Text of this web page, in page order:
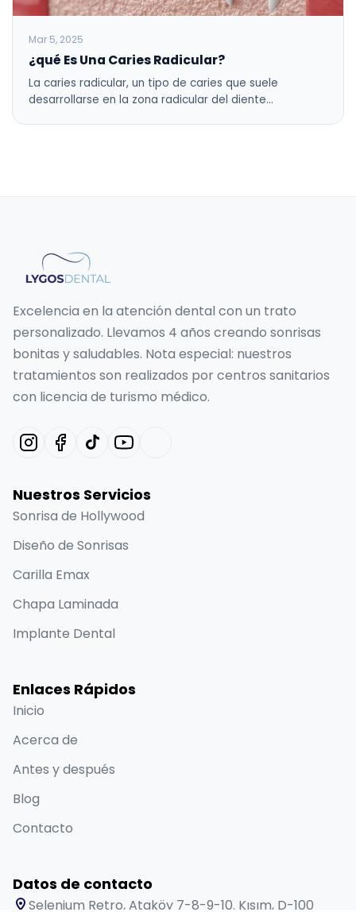
Mar 5, 2025
¿qué Es Una Caries Radicular?
La caries radicular, un tipo de caries que suele
desarrollarse en la zona radicular del diente…
Excelencia en la atención dental con un trato
personalizado. Llevamos 4 años creando sonrisas
bonitas y saludables. Nota especial: nuestros
tratamientos son realizados por centros sanitarios
con licencia de turismo médico.
Nuestros Servicios
Sonrisa de Hollywood
Diseño de Sonrisas
Carilla Emax
Chapa Laminada
Implante Dental
Enlaces Rápidos
Inicio
Acerca de
Antes y después
Blog
Contacto
Datos de contacto
Selenium Retro, Ataköy 7-8-9-10. Kısım, D-100